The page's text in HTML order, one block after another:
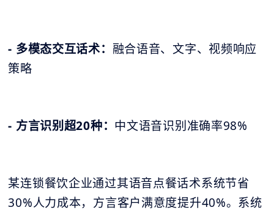
- 多模态交互话术： 融合语音、文字、视频响应
策略
- 方言识别超20种： 中文语音识别准确率98%
某连锁餐饮企业通过其语音点餐话术系统节省
30%人力成本，方言客户满意度提升40%。系统